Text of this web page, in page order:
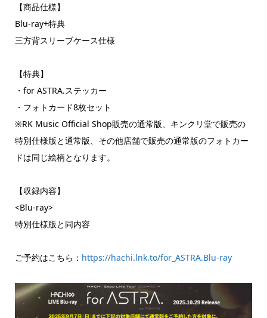
【商品仕様】
Blu-ray+特典
三方背スリーブケース仕様
【特典】
・for ASTRA.ステッカー
・フォトカード8枚セット
※RK Music Official Shop販売の通常版、キンクリ堂で販売の
特別仕様版と通常版、その他店舗で販売の通常版のフォトカー
ドは同じ絵柄となります。
【収録内容】
<Blu-ray>
特別仕様版と同内容
ご予約はこちら： https://hachi.lnk.to/for_ASTRA.Blu-ray